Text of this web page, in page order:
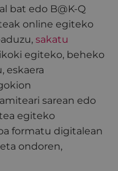
bat edo B@K-Q
online egiteko
sakatu
egiteko, beheko
eskaera
sarean edo
egiteko
formatu digitalean
ondoren,